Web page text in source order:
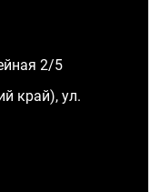
2/5
край), ул.